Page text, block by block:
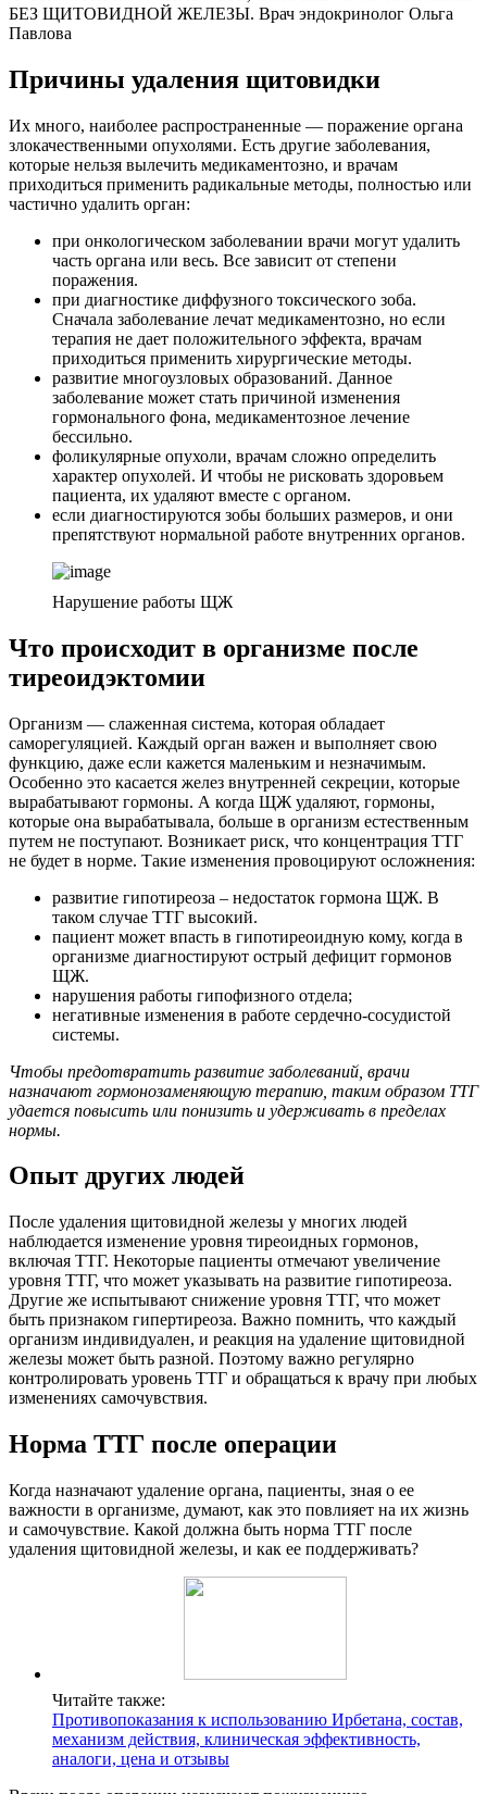
БЕЗ ЩИТОВИДНОЙ ЖЕЛЕЗЫ. Врач эндокринолог Ольга
Павлова
Причины удаления щитовидки
Их много, наиболее распространенные — поражение органа
злокачественными опухолями. Есть другие заболевания,
которые нельзя вылечить медикаментозно, и врачам
приходиться применить радикальные методы, полностью или
частично удалить орган:
при онкологическом заболевании врачи могут удалить
часть органа или весь. Все зависит от степени
поражения.
при диагностике диффузного токсического зоба.
Сначала заболевание лечат медикаментозно, но если
терапия не дает положительного эффекта, врачам
приходиться применить хирургические методы.
развитие многоузловых образований. Данное
заболевание может стать причиной изменения
гормонального фона, медикаментозное лечение
бессильно.
фоликулярные опухоли, врачам сложно определить
характер опухолей. И чтобы не рисковать здоровьем
пациента, их удаляют вместе с органом.
если диагностируются зобы больших размеров, и они
препятствуют нормальной работе внутренних органов.
Нарушение работы ЩЖ
Что происходит в организме после
тиреоидэктомии
Организм — слаженная система, которая обладает
саморегуляцией. Каждый орган важен и выполняет свою
функцию, даже если кажется маленьким и незначимым.
Особенно это касается желез внутренней секреции, которые
вырабатывают гормоны. А когда ЩЖ удаляют, гормоны,
которые она вырабатывала, больше в организм естественным
путем не поступают. Возникает риск, что концентрация ТТГ
не будет в норме. Такие изменения провоцируют осложнения:
развитие гипотиреоза – недостаток гормона ЩЖ. В
таком случае ТТГ высокий.
пациент может впасть в гипотиреоидную кому, когда в
организме диагностируют острый дефицит гормонов
ЩЖ.
нарушения работы гипофизного отдела;
негативные изменения в работе сердечно-сосудистой
системы.
Чтобы предотвратить развитие заболеваний, врачи
назначают гормонозаменяющую терапию, таким образом ТТГ
удается повысить или понизить и удерживать в пределах
нормы.
Опыт других людей
После удаления щитовидной железы у многих людей
наблюдается изменение уровня тиреоидных гормонов,
включая ТТГ. Некоторые пациенты отмечают увеличение
уровня ТТГ, что может указывать на развитие гипотиреоза.
Другие же испытывают снижение уровня ТТГ, что может
быть признаком гипертиреоза. Важно помнить, что каждый
организм индивидуален, и реакция на удаление щитовидной
железы может быть разной. Поэтому важно регулярно
контролировать уровень ТТГ и обращаться к врачу при любых
изменениях самочувствия.
Норма ТТГ после операции
Когда назначают удаление органа, пациенты, зная о ее
важности в организме, думают, как это повлияет на их жизнь
и самочувствие. Какой должна быть норма ТТГ после
удаления щитовидной железы, и как ее поддерживать?
Читайте также:
Противопоказания к использованию Ирбетана, состав,
механизм действия, клиническая эффективность,
аналоги, цена и отзывы